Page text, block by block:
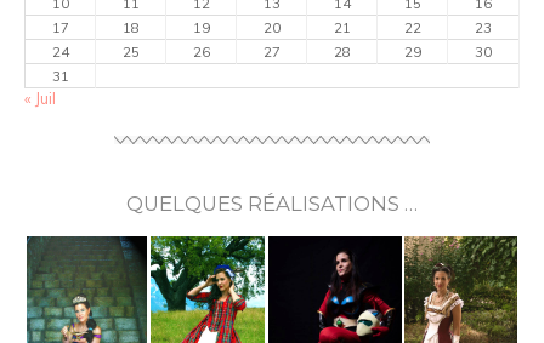
17
18 19 20 21 22
23
24
25 26 27 28 29
30
31
« Juil
QUELQUES RÉALISATIONS …